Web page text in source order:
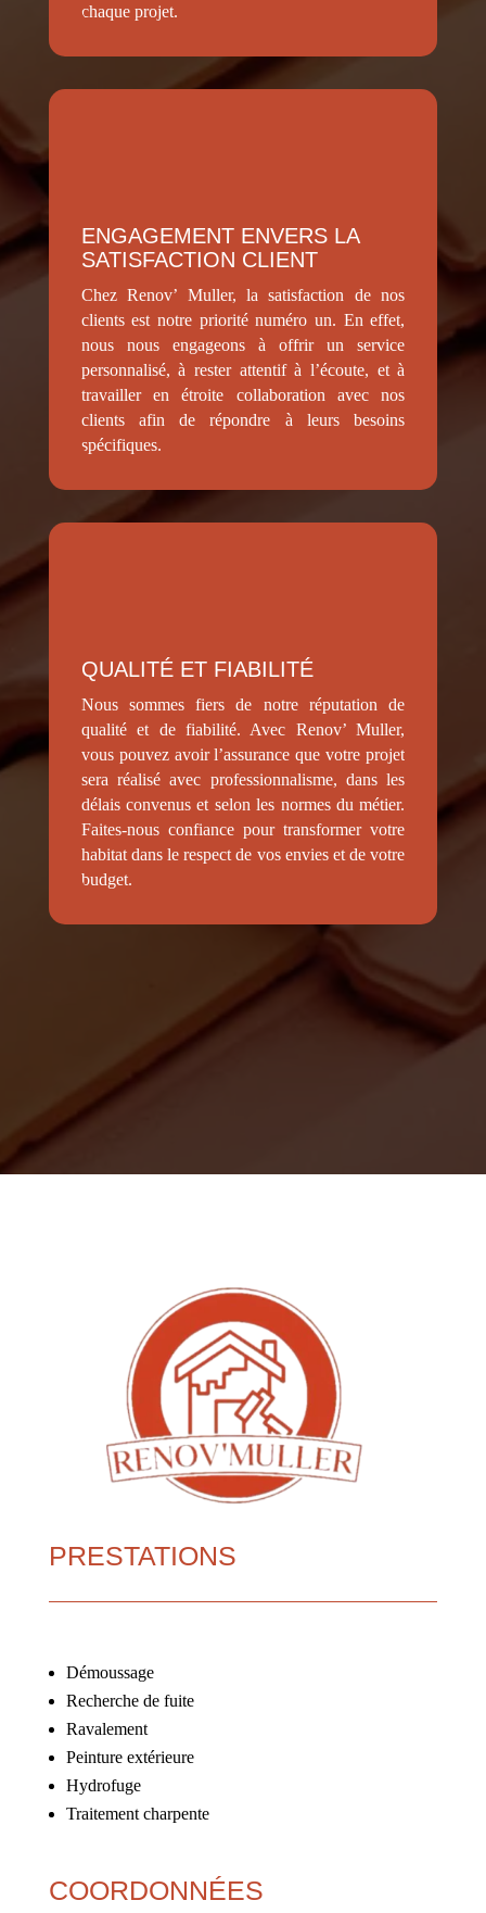
chaque projet.
ENGAGEMENT ENVERS LA
SATISFACTION CLIENT
Chez Renov’ Muller, la satisfaction de nos
clients est notre priorité numéro un. En effet,
nous nous engageons à offrir un service
personnalisé, à rester attentif à l’écoute, et à
travailler en étroite collaboration avec nos
clients afin de répondre à leurs besoins
spécifiques.
QUALITÉ ET FIABILITÉ
Nous sommes fiers de notre réputation de
qualité et de fiabilité. Avec Renov’ Muller,
vous pouvez avoir l’assurance que votre projet
sera réalisé avec professionnalisme, dans les
délais convenus et selon les normes du métier.
Faites-nous confiance pour transformer votre
habitat dans le respect de vos envies et de votre
budget.
PRESTATIONS
Démoussage
Recherche de fuite
Ravalement
Peinture extérieure
Hydrofuge
Traitement charpente
COORDONNÉES